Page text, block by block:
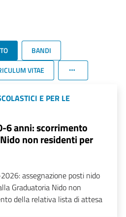
BANDI
VITAE
E PER LE
6 anni: scorrimento
non residenti per
assegnazione posti nido
Graduatoria Nido non
della relativa lista di attesa